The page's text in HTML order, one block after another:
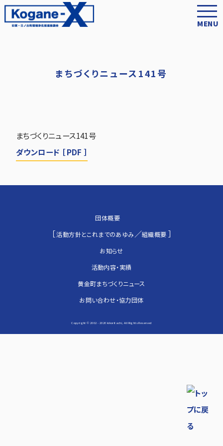
まちづくりニュース141号
まちづくりニュース141号
ダウンロード ［ PDF ］
団体概要
［活動方針とこれまでのあゆみ ／組織概要 ］
お知らせ
活動内容・実績
黄金町まちづくりニュース
お問い合わせ・協力団体
Copyright © 2002 - 2026 kikoritachi, All Rights Reserved
MENU